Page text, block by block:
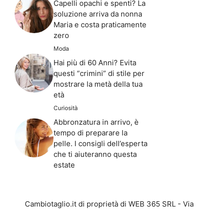
Capelli opachi e spenti? La
soluzione arriva da nonna
Maria e costa praticamente
zero
Moda
Hai più di 60 Anni? Evita
questi “crimini” di stile per
mostrare la metà della tua
età
Curiosità
Abbronzatura in arrivo, è
tempo di preparare la
pelle. I consigli dell’esperta
che ti aiuteranno questa
estate
Cambiotaglio.it di proprietà di WEB 365 SRL - Via